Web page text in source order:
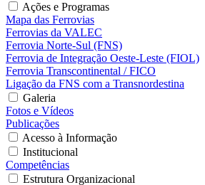
Ações e Programas
Mapa das Ferrovias
Ferrovias da VALEC
Ferrovia Norte-Sul (FNS)
Ferrovia de Integração Oeste-Leste (FIOL)
Ferrovia Transcontinental / FICO
Ligação da FNS com a Transnordestina
Galeria
Fotos e Vídeos
Publicações
Acesso à Informação
Institucional
Competências
Estrutura Organizacional